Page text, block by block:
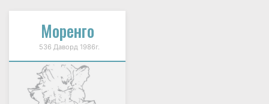
Моренго
536 Даворд 1986г.